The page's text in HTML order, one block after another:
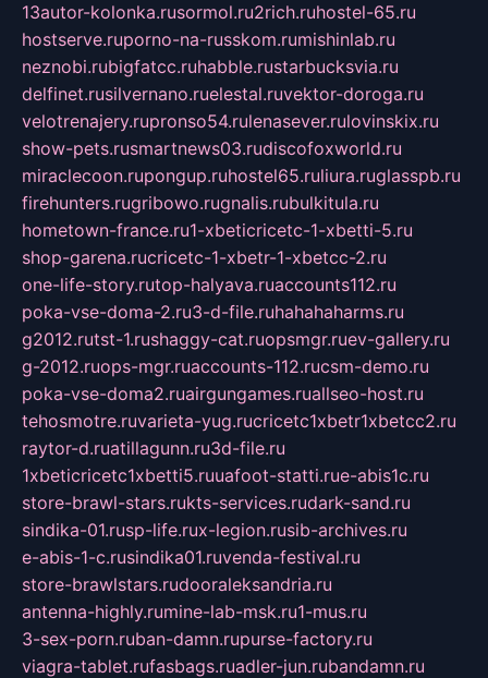
13autor-kolonka.rusormol.ru2rich.ruhostel-65.ru
hostserve.ruporno-na-russkom.rumishinlab.ru
neznobi.rubigfatcc.ruhabble.rustarbucksvia.ru
delfinet.rusilvernano.ruelestal.ruvektor-doroga.ru
velotrenajery.rupronso54.rulenasever.rulovinskix.ru
show-pets.rusmartnews03.rudiscofoxworld.ru
miraclecoon.rupongup.ruhostel65.ruliura.ruglasspb.ru
firehunters.rugribowo.rugnalis.rubulkitula.ru
hometown-france.ru1-xbeticricetc-1-xbetti-5.ru
shop-garena.rucricetc-1-xbetr-1-xbetcc-2.ru
one-life-story.rutop-halyava.ruaccounts112.ru
poka-vse-doma-2.ru3-d-file.ruhahahaharms.ru
g2012.rutst-1.rushaggy-cat.ruopsmgr.ruev-gallery.ru
g-2012.ruops-mgr.ruaccounts-112.rucsm-demo.ru
poka-vse-doma2.ruairgungames.ruallseo-host.ru
tehosmotre.ruvarieta-yug.rucricetc1xbetr1xbetcc2.ru
raytor-d.ruatillagunn.ru3d-file.ru
1xbeticricetc1xbetti5.ruuafoot-statti.rue-abis1c.ru
store-brawl-stars.rukts-services.rudark-sand.ru
sindika-01.rusp-life.rux-legion.rusib-archives.ru
e-abis-1-c.rusindika01.ruvenda-festival.ru
store-brawlstars.rudooraleksandria.ru
antenna-highly.rumine-lab-msk.ru1-mus.ru
3-sex-porn.ruban-damn.rupurse-factory.ru
viagra-tablet.rufasbags.ruadler-jun.rubandamn.ru